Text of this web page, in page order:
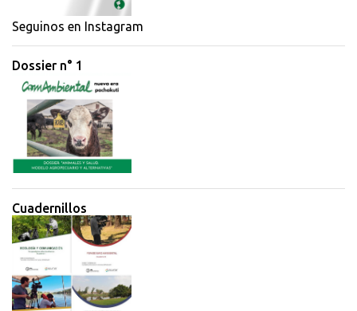
i
o
s
Seguinos en Instagram
Dossier n° 1
Cuadernillos